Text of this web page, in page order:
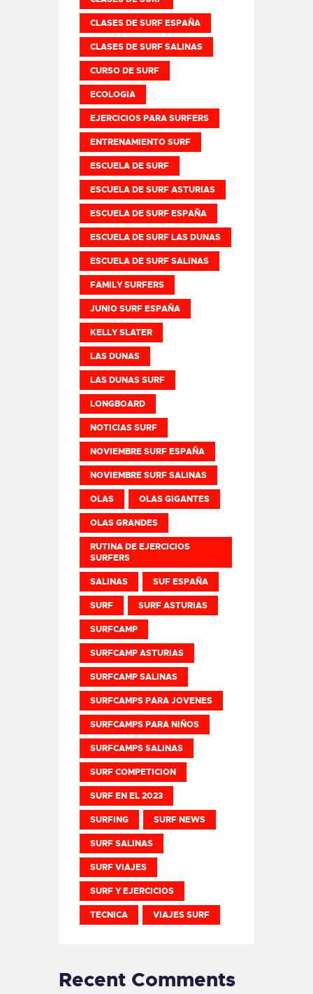
CLASES DE SURF ESPAÑA
CLASES DE SURF SALINAS
CURSO DE SURF
ECOLOGIA
EJERCICIOS PARA SURFERS
ENTRENAMIENTO SURF
ESCUELA DE SURF
ESCUELA DE SURF ASTURIAS
ESCUELA DE SURF ESPAÑA
ESCUELA DE SURF LAS DUNAS
ESCUELA DE SURF SALINAS
FAMILY SURFERS
JUNIO SURF ESPAÑA
KELLY SLATER
LAS DUNAS
LAS DUNAS SURF
LONGBOARD
NOTICIAS SURF
NOVIEMBRE SURF ESPAÑA
NOVIEMBRE SURF SALINAS
OLAS OLAS GIGANTES
OLAS GRANDES
RUTINA DE EJERCICIOS
SURFERS
SALINAS SUF ESPAÑA
SURF SURF ASTURIAS
SURFCAMP
SURFCAMP ASTURIAS
SURFCAMP SALINAS
SURFCAMPS PARA JOVENES
SURFCAMPS PARA NIÑOS
SURFCAMPS SALINAS
SURF COMPETICION
SURF EN EL 2023
SURFING SURF NEWS
SURF SALINAS
SURF VIAJES
SURF Y EJERCICIOS
TECNICA VIAJES SURF
Recent Comments